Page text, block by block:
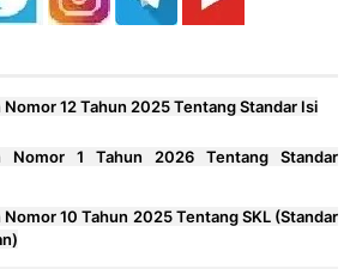
12 Tahun 2025 Tentang Standar Isi
Nomor 1 Tahun 2026 Tentang Standar
10 Tahun 2025 Tentang SKL (Standar